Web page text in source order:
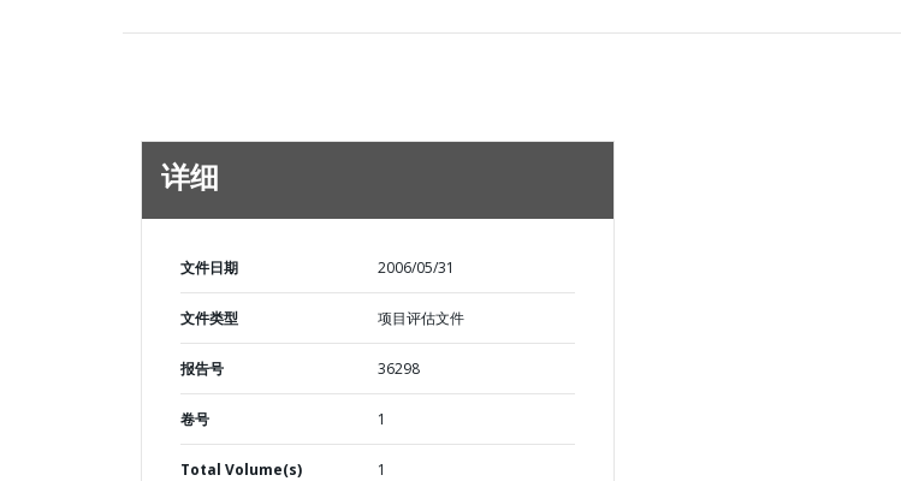
详细
文件日期 2006/05/31
文件类型 项目评估文件
报告号 36298
卷号 1
Total Volume(s) 1